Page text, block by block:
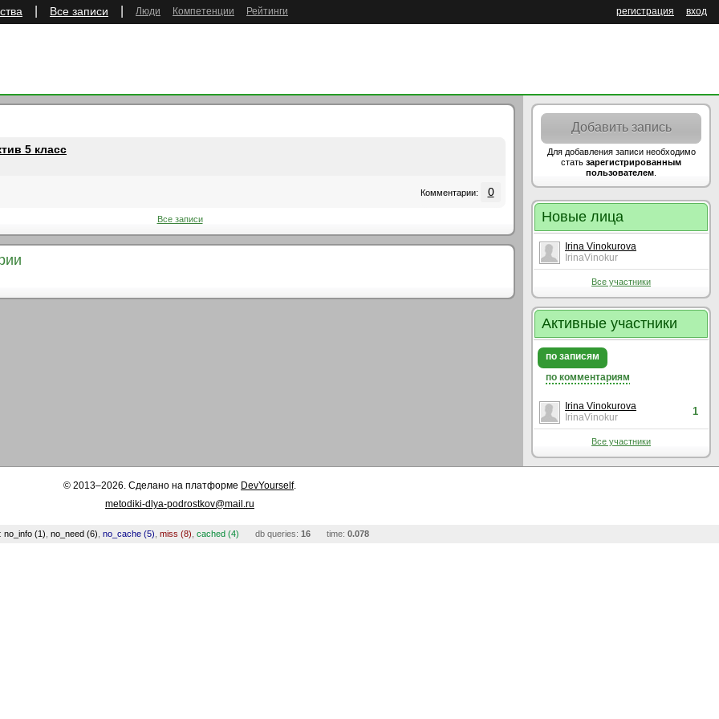
вход
регистрация
Все записи Люди Компетенции Рейтинги
5 класс
Комментарии: 0
Все записи
Добавить запись
Для добавления записи необходимо
стать зарегистрированным
пользователем
Новые лица
Irina Vinokurova
IrinaVinokur
Все участники
Активные участники
по записям
по комментариям
Irina Vinokurova
IrinaVinokur
1
Все участники
© 2013–2026. Сделано на платформе DevYourself.
metodiki-dlya-podrostkov@mail.ru
no_info (1) no_need (6) no_cache (5) miss (8) cached (4) db queries: 16 time: 0.078